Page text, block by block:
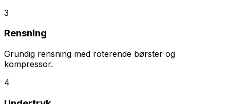
3
Rensning
Grundig rensning med roterende børster og
kompressor.
4